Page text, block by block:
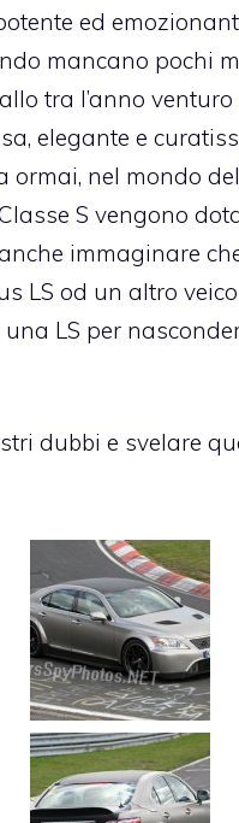
ed
mancano pochi
tra l’anno
elegante e
ormai, nel mondo
S vengono
immaginare
LS od un altro
LS per
dubbi e svelare